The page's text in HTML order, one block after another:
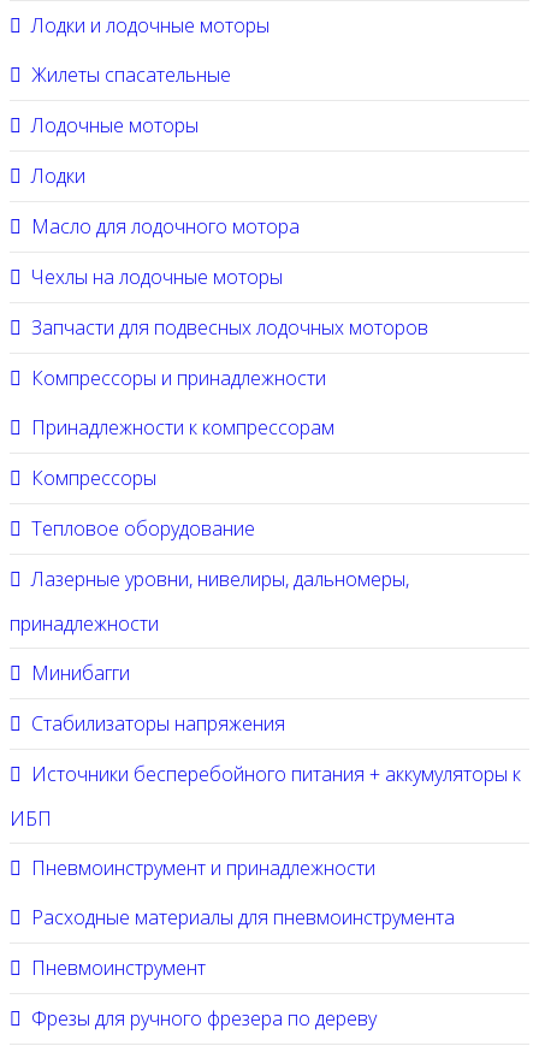
Лодки и лодочные моторы
Жилеты спасательные
Лодочные моторы
Лодки
Масло для лодочного мотора
Чехлы на лодочные моторы
Запчасти для подвесных лодочных моторов
Компрессоры и принадлежности
Принадлежности к компрессорам
Компрессоры
Тепловое оборудование
Лазерные уровни, нивелиры, дальномеры,
принадлежности
Минибагги
Стабилизаторы напряжения
Источники бесперебойного питания + аккумуляторы к
ИБП
Пневмоинструмент и принадлежности
Расходные материалы для пневмоинструмента
Пневмоинструмент
Фрезы для ручного фрезера по дереву